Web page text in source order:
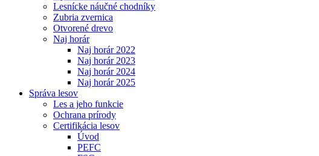
Lesnícke náučné chodníky
Zubria zvernica
Otvorené drevo
Naj horár
Naj horár 2022
Naj horár 2023
Naj horár 2024
Naj horár 2025
Správa lesov
Les a jeho funkcie
Ochrana prírody
Certifikácia lesov
Úvod
PEFC